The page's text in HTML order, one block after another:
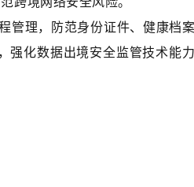
管理，防范身份证件、健康档
强化数据出境安全监管技术能